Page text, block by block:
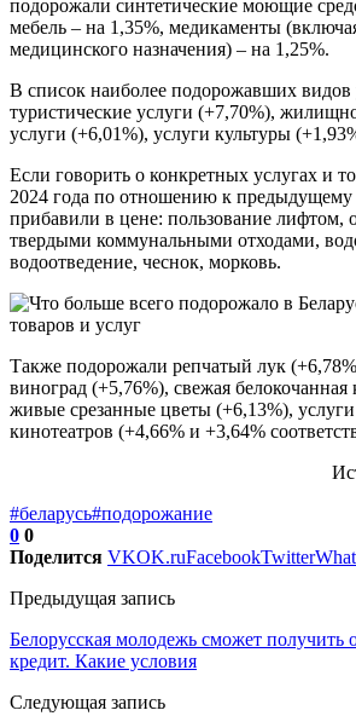
подорожали синтетические моющие
мебель – на 1,35%, медикаменты
медицинского назначения) – на 1,25%.
В список наиболее подорожавших видов
туристические услуги (+7,70%),
услуги (+6,01%), услуги культуры
Если говорить о конкретных услугах и
2024 года по отношению к предыдущему
прибавили в цене: пользование лифтом,
твердыми коммунальными отходами,
водоотведение, чеснок, морковь.
Также подорожали репчатый лук
виноград (+5,76%), свежая белокочанная
живые срезанные цветы (+6,13%), услуги
кинотеатров (+4,66% и +3,64%
#беларусь#подорожание
0 0
Поделится VKOK.ruFacebookTwitter
Предыдущая запись
Белорусская молодежь сможет получить
кредит. Какие условия
Следующая запись